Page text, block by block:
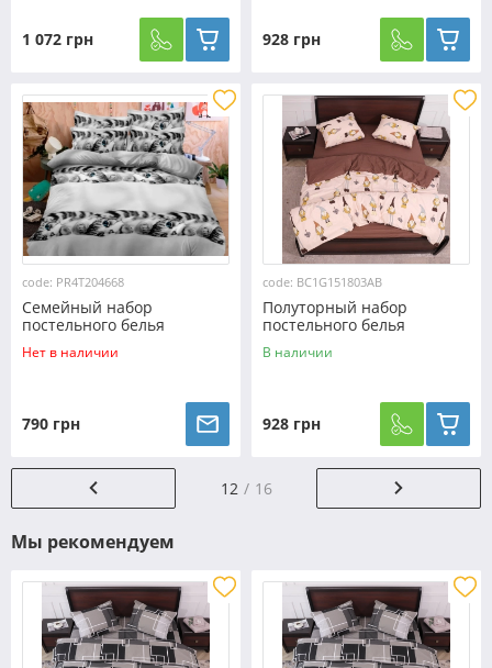
1 072 грн 928 грн
code: PR4T204668
Семейный набор
постельного белья
240*220 из поликотона
№204668 Черешенка™
Нет в наличии
790 грн
code: BC1G151803АВ
Полуторный набор
постельного белья
150*220 из Бязи "Gold"
№151803АВ Черешенка™
В наличии
928 грн
12 16
Мы рекомендуем